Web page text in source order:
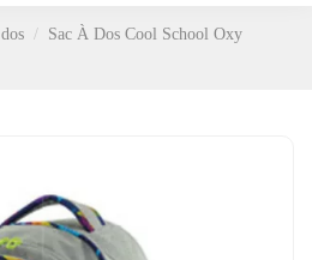
Sac À Dos Cool School Oxy